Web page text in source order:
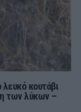
κουτάβι
των λύκων –